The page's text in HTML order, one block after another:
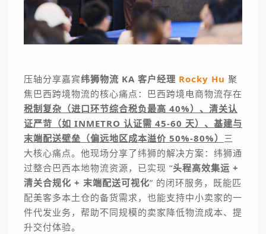
压轴分享嘉宾纬狮物流 KA 客户经理 Rocky Hu 聚
焦巴西跨境物流的核心痛点：巴西跨境电商物流存在
税制复杂（进口环节综合税负最高 40%）、清关认
证严苛（如 INMETRO 认证需 45-60 天）、基建与
末端配送壁垒（偏远地区成本溢价 50%-80%） 三
大核心痛点。他现场分享了纬狮的解决方案：纬狮通
过整合巴西本地物流资源，已实现 “头程高效集运 +
清关合规化 + 末端配送可视化” 的闭环服务，既能匹
配美客多本土仓的备货需求，也能支持中小卖家的一
件代发业务，帮助不同规模的卖家降低物流成本、提
升交付体验。